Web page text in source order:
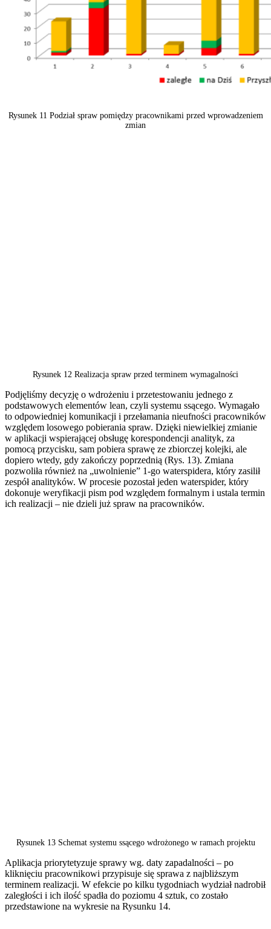
Rysunek 11 Podział spraw pomiędzy pracownikami przed wprowadzeniem
zmian
Rysunek 12 Realizacja spraw przed terminem wymagalności
Podjęliśmy decyzję o wdrożeniu i przetestowaniu jednego z
podstawowych elementów lean, czyli systemu ssącego. Wymagało
to odpowiedniej komunikacji i przełamania nieufności pracowników
względem losowego pobierania spraw. Dzięki niewielkiej zmianie
w aplikacji wspierającej obsługę korespondencji analityk, za
pomocą przycisku, sam pobiera sprawę ze zbiorczej kolejki, ale
dopiero wtedy, gdy zakończy poprzednią (Rys. 13). Zmiana
pozwoliła również na „uwolnienie” 1-go waterspidera, który zasilił
zespół analityków. W procesie pozostał jeden waterspider, który
dokonuje weryfikacji pism pod względem formalnym i ustala termin
ich realizacji – nie dzieli już spraw na pracowników.
Rysunek 13 Schemat systemu ssącego wdrożonego w ramach projektu
Aplikacja priorytetyzuje sprawy wg. daty zapadalności – po
kliknięciu pracownikowi przypisuje się sprawa z najbliższym
terminem realizacji. W efekcie po kilku tygodniach wydział nadrobił
zaległości i ich ilość spadła do poziomu 4 sztuk, co zostało
przedstawione na wykresie na Rysunku 14.